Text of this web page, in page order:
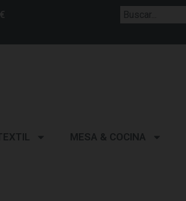
MESA & COCINA